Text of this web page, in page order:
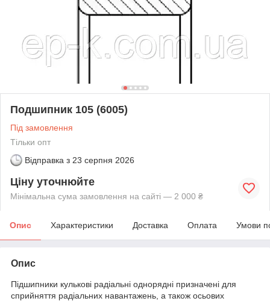
Подшипник 105 (6005)
Під замовлення
Тільки опт
Відправка з 23 серпня 2026
Ціну уточнюйте
Мінімальна сума замовлення на сайті — 2 000 ₴
Опис Характеристики Доставка Оплата Умови
Опис
Підшипники кулькові радіальні однорядні призначені для
сприйняття радіальних навантажень, а також осьових